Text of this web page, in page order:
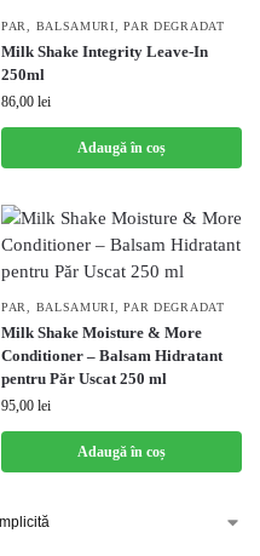
PAR BALSAMURI ,PAR DEGRADAT
Milk Shake Integrity Leave-In
250ml
86,00 lei
Adaugă în coș
PAR BALSAMURI ,PAR DEGRADAT
Milk Shake Moisture & More
Conditioner – Balsam Hidratant
pentru Păr Uscat 250 ml
95,00 lei
Adaugă în coș